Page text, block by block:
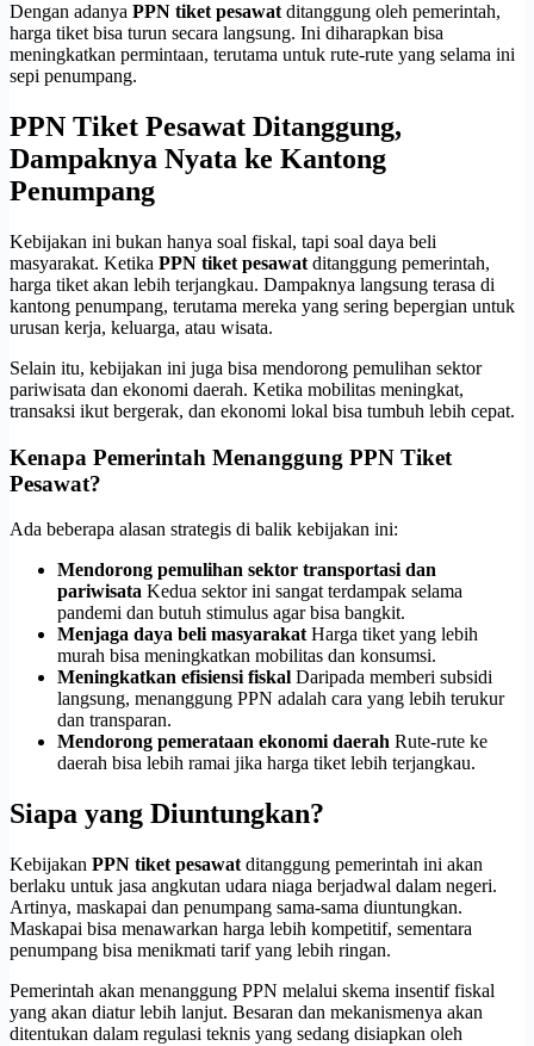
Dengan adanya PPN tiket pesawat ditanggung oleh pemerintah,
harga tiket bisa turun secara langsung. Ini diharapkan bisa
meningkatkan permintaan, terutama untuk rute-rute yang selama ini
sepi penumpang.
PPN Tiket Pesawat Ditanggung,
Dampaknya Nyata ke Kantong
Penumpang
Kebijakan ini bukan hanya soal fiskal, tapi soal daya beli
masyarakat. Ketika PPN tiket pesawat ditanggung pemerintah,
harga tiket akan lebih terjangkau. Dampaknya langsung terasa di
kantong penumpang, terutama mereka yang sering bepergian untuk
urusan kerja, keluarga, atau wisata.
Selain itu, kebijakan ini juga bisa mendorong pemulihan sektor
pariwisata dan ekonomi daerah. Ketika mobilitas meningkat,
transaksi ikut bergerak, dan ekonomi lokal bisa tumbuh lebih cepat.
Kenapa Pemerintah Menanggung PPN Tiket
Pesawat?
Ada beberapa alasan strategis di balik kebijakan ini:
Mendorong pemulihan sektor transportasi dan
pariwisata Kedua sektor ini sangat terdampak selama
pandemi dan butuh stimulus agar bisa bangkit.
Menjaga daya beli masyarakat Harga tiket yang lebih
murah bisa meningkatkan mobilitas dan konsumsi.
Meningkatkan efisiensi fiskal Daripada memberi subsidi
langsung, menanggung PPN adalah cara yang lebih terukur
dan transparan.
Mendorong pemerataan ekonomi daerah Rute-rute ke
daerah bisa lebih ramai jika harga tiket lebih terjangkau.
Siapa yang Diuntungkan?
Kebijakan PPN tiket pesawat ditanggung pemerintah ini akan
berlaku untuk jasa angkutan udara niaga berjadwal dalam negeri.
Artinya, maskapai dan penumpang sama-sama diuntungkan.
Maskapai bisa menawarkan harga lebih kompetitif, sementara
penumpang bisa menikmati tarif yang lebih ringan.
Pemerintah akan menanggung PPN melalui skema insentif fiskal
yang akan diatur lebih lanjut. Besaran dan mekanismenya akan
ditentukan dalam regulasi teknis yang sedang disiapkan oleh